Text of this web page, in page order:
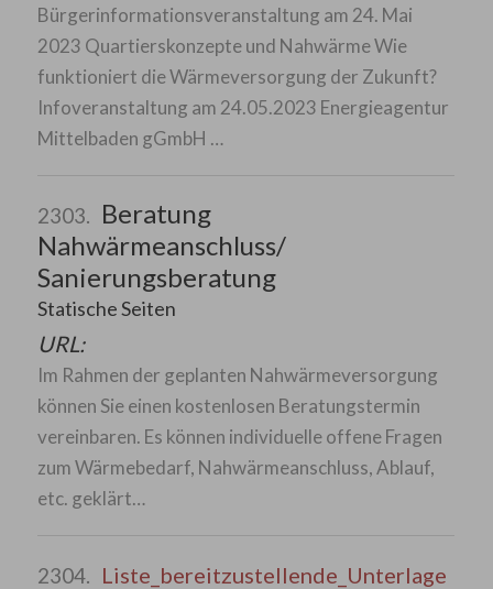
Bürgerinformationsveranstaltung am 24. Mai
2023 Quartierskonzepte und Nahwärme Wie
funktioniert die Wärmeversorgung der Zukunft?
Infoveranstaltung am 24.05.2023 Energieagentur
Mittelbaden gGmbH …
2303. Beratung
Nahwärmeanschluss/
Sanierungsberatung
Statische Seiten
URL:
Im Rahmen der geplanten Nahwärmeversorgung
können Sie einen kostenlosen Beratungstermin
vereinbaren. Es können individuelle offene Fragen
zum Wärmebedarf, Nahwärmeanschluss, Ablauf,
etc. geklärt…
2304. Liste_bereitzustellende_Unterlage